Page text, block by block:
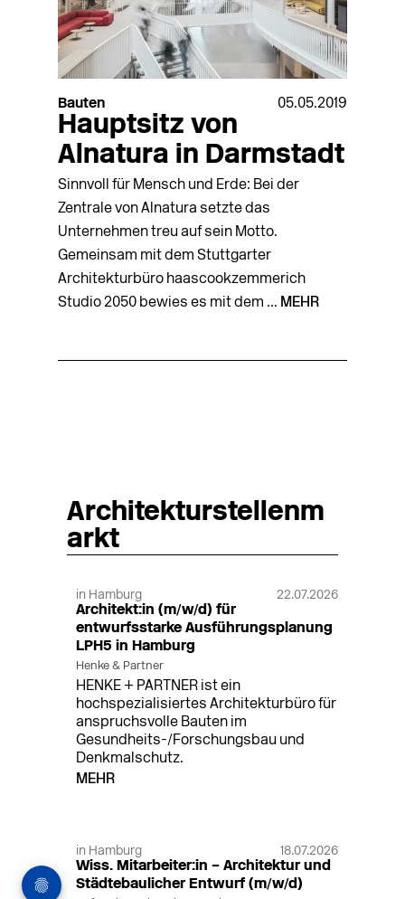
Bauten 05.05.2019
Hauptsitz von
Alnatura in Darmstadt
Sinnvoll für Mensch und Erde: Bei der
Zentrale von Alnatura setzte das
Unternehmen treu auf sein Motto.
Gemeinsam mit dem Stuttgarter
Architekturbüro haascookzemmerich
Studio 2050 bewies es mit dem ... MEHR
Architekturstellenm
arkt
in Hamburg 22.07.2026
Architekt:in (m/w/d) für
entwurfsstarke Ausführungsplanung
LPH5 in Hamburg
Henke & Partner
HENKE + PARTNER ist ein
hochspezialisiertes Architekturbüro für
anspruchsvolle Bauten im
Gesundheits-/Forschungsbau und
Denkmalschutz.
MEHR
in Hamburg 18.07.2026
Wiss. Mitarbeiter:in – Architektur und
Städtebaulicher Entwurf (m/w/d)